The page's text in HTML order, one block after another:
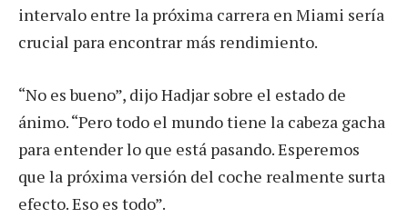
intervalo entre la próxima carrera en Miami sería
crucial para encontrar más rendimiento.
“No es bueno”, dijo Hadjar sobre el estado de
ánimo. “Pero todo el mundo tiene la cabeza gacha
para entender lo que está pasando. Esperemos
que la próxima versión del coche realmente surta
efecto. Eso es todo”.